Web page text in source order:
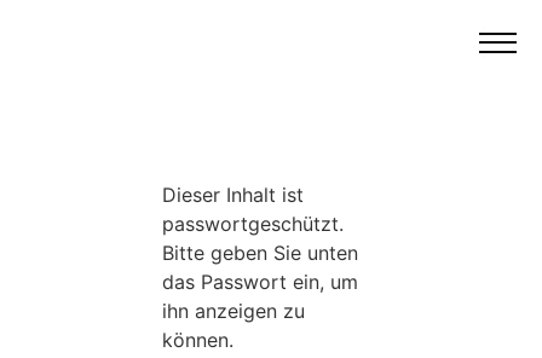
Dieser Inhalt ist
passwortgeschützt.
Bitte geben Sie unten
das Passwort ein, um
ihn anzeigen zu
können.